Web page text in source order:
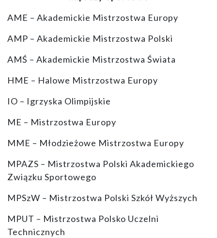
AME – Akademickie Mistrzostwa Europy
AMP – Akademickie Mistrzostwa Polski
AMŚ – Akademickie Mistrzostwa Świata
HME – Halowe Mistrzostwa Europy
IO – Igrzyska Olimpijskie
ME – Mistrzostwa Europy
MME – Młodzieżowe Mistrzostwa Europy
MPAZS – Mistrzostwa Polski Akademickiego
Związku Sportowego
MPSzW – Mistrzostwa Polski Szkół Wyższych
MPUT – Mistrzostwa Polsko Uczelni
Technicznych